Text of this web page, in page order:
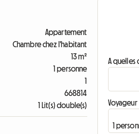
Appartement
Chambre chez l'habitant
13 m²
1 personne
1
668814
1 Lit(s) double(s)
A quelles
Voyageur